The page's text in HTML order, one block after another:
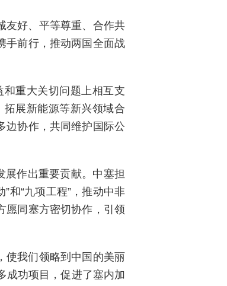
友好、平等尊重、合作共
手前行，推动两国全面战
重大关切问题上相互支
展新能源等新兴领域合
边协作，共同维护国际公
展作出重要贡献。中塞担
和“九项工程”，推动中非
愿同塞方密切协作，引领
使我们领略到中国的美丽
成功项目，促进了塞内加